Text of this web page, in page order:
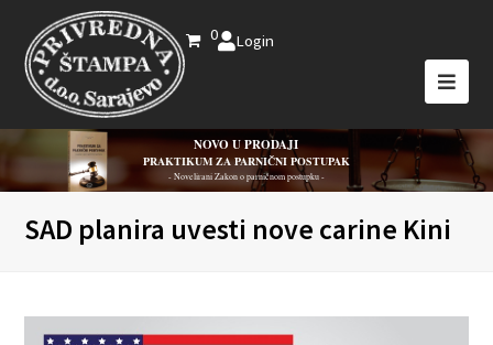
0 Login
NOVO U PRODAJI
PRAKTIKUM ZA PARNIČNI POSTUPAK
- Novelirani Zakon o parničnom postupku -
SAD planira uvesti nove carine Kini